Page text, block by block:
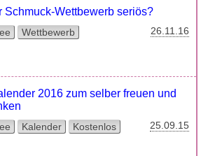
Schmuck-Wettbewerb seriös?
Wettbewerb 26.11.16
2016 zum selber freuen und
Kalender Kostenlos 25.09.15